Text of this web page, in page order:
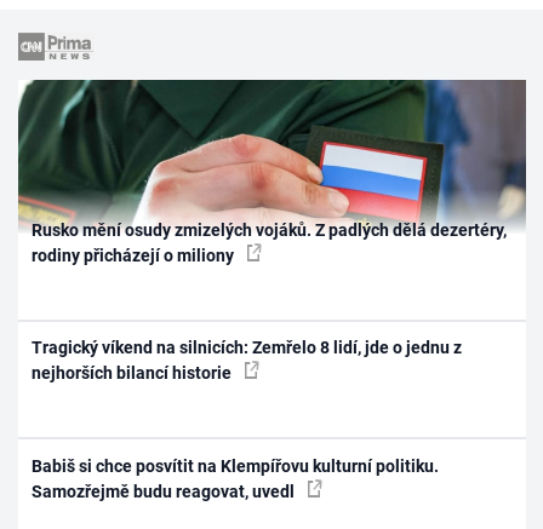
Rusko mění osudy zmizelých vojáků. Z padlých dělá dezertéry,
rodiny přicházejí o miliony
Tragický víkend na silnicích: Zemřelo 8 lidí, jde o jednu z
nejhorších bilancí historie
Babiš si chce posvítit na Klempířovu kulturní politiku.
Samozřejmě budu reagovat, uvedl